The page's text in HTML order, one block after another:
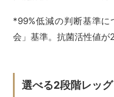
*99%低減の判断基準
会」基準。抗菌活性値が
選べる2段階レッグ